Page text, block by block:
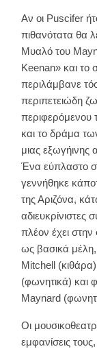
Αν οι Puscifer
πιθανότατα θα
Μυαλό του
Keenan» και το
περιλάμβανε
περιπετειώδη
περιφερόμενου
και το δράμα
μιας
Ένα εύπλαστο
γεννήθηκε
της Αριζόνα,
αδιευκρίνιστες
πλέον έχει
ως βασικά
Mitchell
(φωνητικά) και
Maynard
Οι
εμφανίσεις